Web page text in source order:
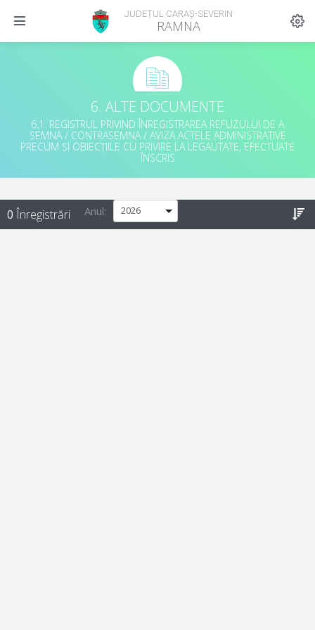
JUDEȚUL CARAȘ-SEVERIN
RAMNA
6. ALTE DOCUMENTE
6.1. REGISTRUL PRIVIND ÎNREGISTRAREA REFUZULUI DE A
SEMNA / CONTRASEMNA / AVIZA ACTELE ADMINISTRATIVE
PRECUM ȘI OBIECȚIILE CU PRIVIRE LA LEGALITATE, EFECTUATE
ÎNSCRIS
0 Înregistrări Anul: